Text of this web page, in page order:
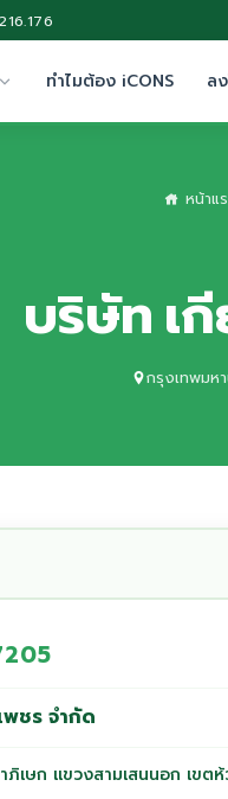
ทำไมต้อง iCONS ล
หน้าแ
บริษัท เ
กรุงเทพมห
ชร จำกัด
เษก แขวงสามเสนนอก เขต